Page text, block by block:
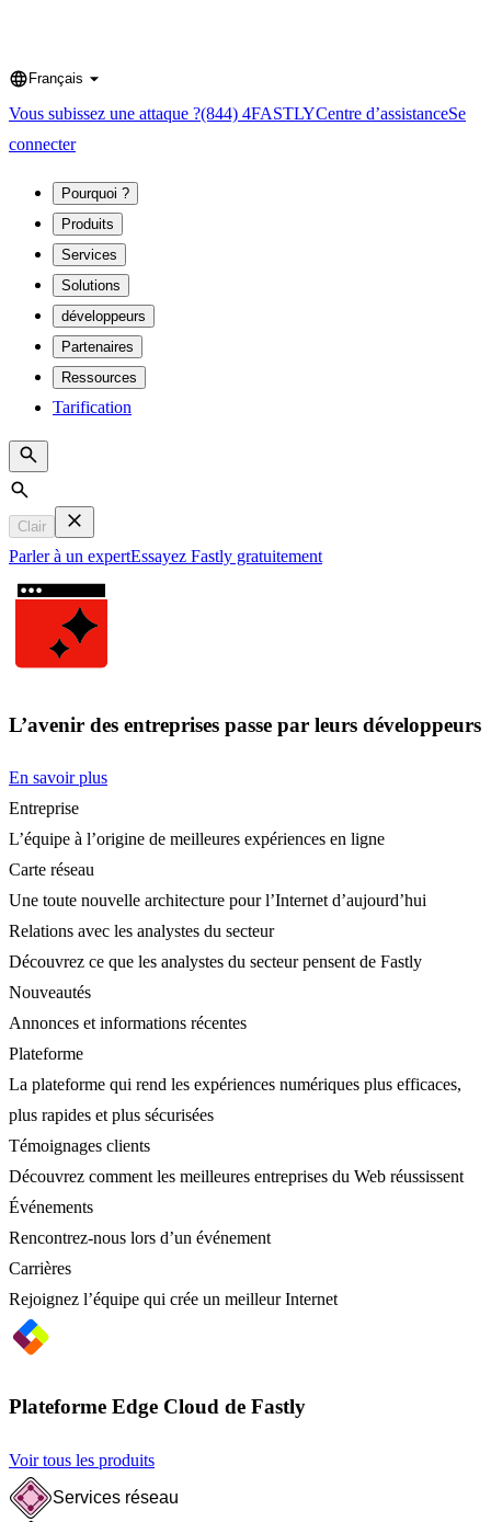
Language
Français
Vous subissez une attaque ?(844) 4FASTLYCentre d’assistanceSe
connecter
Pourquoi ?
Produits
Services
Solutions
développeurs
Partenaires
Ressources
Tarification
Search
Clair
Parler à un expertEssayez Fastly gratuitement
L’avenir des entreprises passe par leurs développeurs
En savoir plus
Entreprise
L’équipe à l’origine de meilleures expériences en ligne
Carte réseau
Une toute nouvelle architecture pour l’Internet d’aujourd’hui
Relations avec les analystes du secteur
Découvrez ce que les analystes du secteur pensent de Fastly
Nouveautés
Annonces et informations récentes
Plateforme
La plateforme qui rend les expériences numériques plus efficaces,
plus rapides et plus sécurisées
Témoignages clients
Découvrez comment les meilleures entreprises du Web réussissent
Événements
Rencontrez-nous lors d’un événement
Carrières
Rejoignez l’équipe qui crée un meilleur Internet
Plateforme Edge Cloud de Fastly
Voir tous les produits
Services réseau